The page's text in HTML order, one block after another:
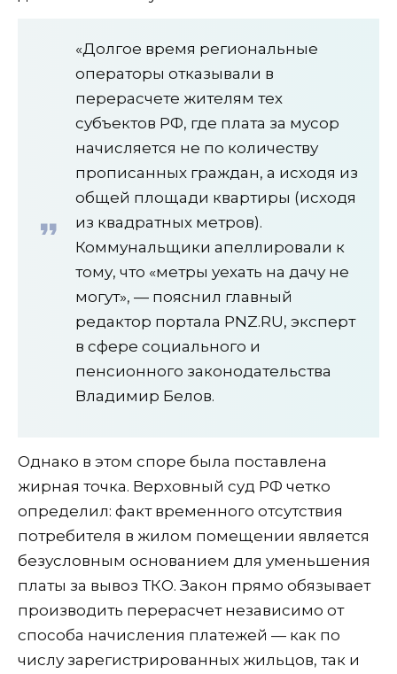
«Долгое время региональные
операторы отказывали в
перерасчете жителям тех
субъектов РФ, где плата за мусор
начисляется не по количеству
прописанных граждан, а исходя из
общей площади квартиры (исходя
из квадратных метров).
Коммунальщики апеллировали к
тому, что «метры уехать на дачу не
могут», — пояснил главный
редактор портала PNZ.RU, эксперт
в сфере социального и
пенсионного законодательства
Владимир Белов.
Однако в этом споре была поставлена
жирная точка. Верховный суд РФ четко
определил: факт временного отсутствия
потребителя в жилом помещении является
безусловным основанием для уменьшения
платы за вывоз ТКО. Закон прямо обязывает
производить перерасчет независимо от
способа начисления платежей — как по
числу зарегистрированных жильцов, так и